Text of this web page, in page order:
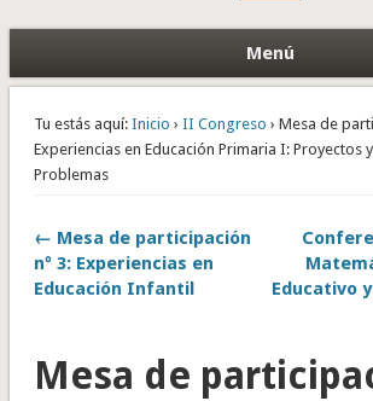
Menú
Tu estás aquí: Inicio › II Congreso › Mesa de
Experiencias en Educación Primaria I: Proyectos
Problemas
← Mesa de participación
nº 3: Experiencias en
Educación Infantil
Educativo
Mesa de